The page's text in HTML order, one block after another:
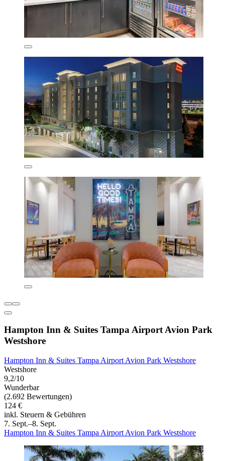
Hampton Inn & Suites Tampa Airport Avion Park
Westshore
Hampton Inn & Suites Tampa Airport Avion Park Westshore
Westshore
9,2/10
Wunderbar
(2.692 Bewertungen)
124 €
inkl. Steuern & Gebühren
7. Sept.–8. Sept.
Hampton Inn & Suites Tampa Airport Avion Park Westshore